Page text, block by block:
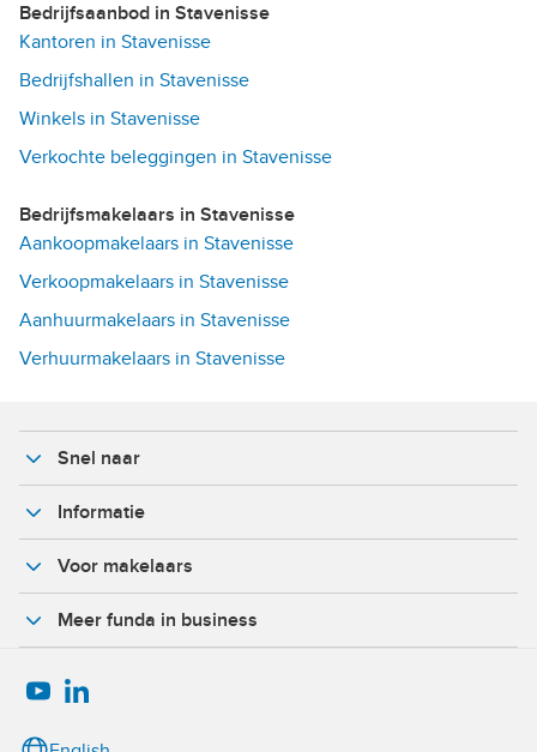
Bedrijfsaanbod in Stavenisse
Kantoren in Stavenisse
Bedrijfshallen in Stavenisse
Winkels in Stavenisse
Verkochte beleggingen in Stavenisse
Bedrijfsmakelaars in Stavenisse
Aankoopmakelaars in Stavenisse
Verkoopmakelaars in Stavenisse
Aanhuurmakelaars in Stavenisse
Verhuurmakelaars in Stavenisse
Snel naar
Informatie
Voor makelaars
Meer funda in business